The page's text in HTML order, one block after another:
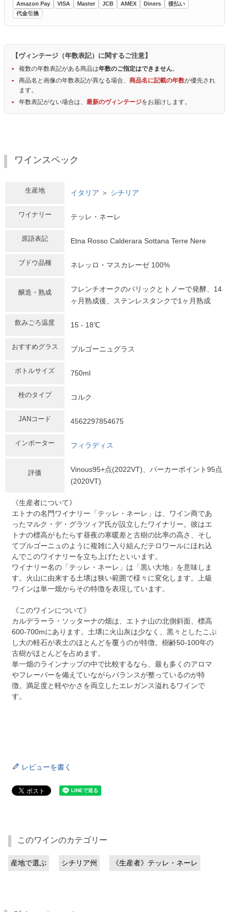
Amazon Pay VISA Master JCB AMEX Diners
後払い
代金引換
【ヴィンテージ（年数表記）に関するご注意】
複数の年数表記がある商品は年数のご指定はできません。
商品名と画像の年数表記が異なる場合、 商品名に記載の年数が優先され
ます。
年数表記がない場合は、 最新のヴィンテージをお届けします。
ワインスペック
生産地 イタリア ＞ シチリア
ワイナリー テッレ・ネーレ
原語表記 Etna Rosso Calderara Sottana Terre Nere
ブドウ品種 ネレッロ・マスカレーゼ 100%
醸造・熟成
フレンチオークのバリックとトノーで発酵、14
ヶ月熟成後、ステンレスタンクで1ヶ月熟成
飲みごろ温度 15 - 18℃
おすすめグラス ブルゴーニュグラス
ボトルサイズ 750ml
栓のタイプ コルク
JANコード 4562297854675
インポーター フィラディス
評価
Vinous95+点(2022VT)、パーカーポイント95点
(2020VT)
《生産者について》
エトナの名門ワイナリー「テッレ・ネーレ」は、ワイン商であ
ったマルク・デ・グラツィア氏が設立したワイナリー。彼はエ
トナの標高がもたらす昼夜の寒暖差と古樹の比率の高さ、そし
てブルゴーニュのように複雑に入り組んだテロワールにほれ込
んでこのワイナリーを立ち上げたといいます。
ワイナリー名の「テッレ・ネーレ」は「黒い大地」を意味しま
す。火山に由来する土壌は狭い範囲で様々に変化します。上級
ワインは単一畑からその特徴を表現しています。
《このワインについて》
カルデラーラ・ソッターナの畑は、エトナ山の北側斜面、標高
600-700mにあります。土壌に火山灰は少なく、黒々としたこぶ
し大の軽石が表土のほとんどを覆うのが特徴。樹齢50-100年の
古樹がほとんどを占めます。
単一畑のラインナップの中で比較するなら、最も多くのアロマ
やフレーバーを備えていながらバランスが整っているのが特
徴。満足度と軽やかさを両立したエレガンス溢れるワインで
す。
レビューを書く
このワインのカテゴリー
産地で選ぶ シチリア州 《生産者》テッレ・ネーレ